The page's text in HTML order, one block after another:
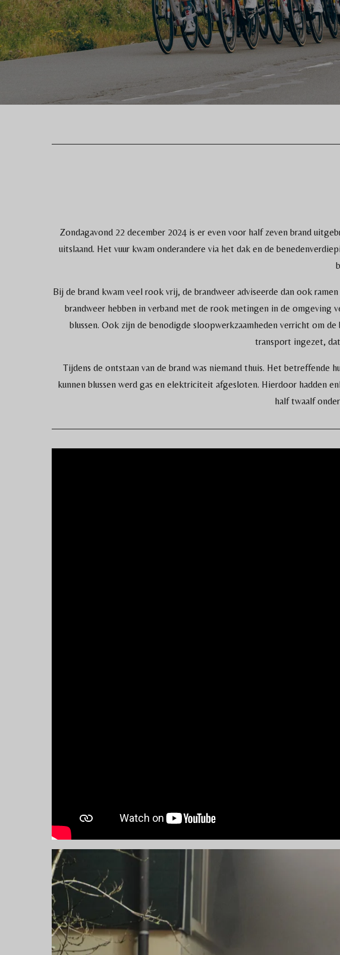
Zondagavond 22 december 2024 is er even voor half zeven brand
uitslaand. Het vuur kwam onderandere via het dak en de
Bij de brand kwam veel rook vrij, de brandweer adviseerde dan ook
brandweer hebben in verband met de rook metingen in de omgeving
blussen. Ook zijn de benodigde sloopwerkzaamheden verricht om
transport ingezet,
Tijdens de ontstaan van de brand was niemand thuis. Het betreffende
kunnen blussen werd gas en elektriciteit afgesloten. Hierdoor hadden
half twaalf